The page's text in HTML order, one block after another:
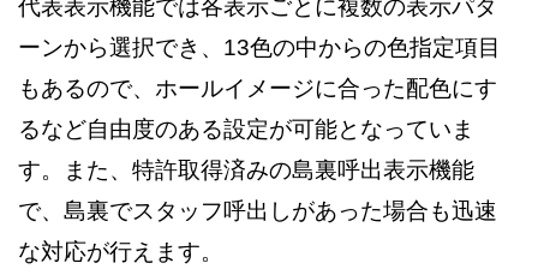
代表表示機能では各表示ごとに複数の表示パタ
ーンから選択でき、13色の中からの色指定項目
もあるので、ホールイメージに合った配色にす
るなど自由度のある設定が可能となっていま
す。また、特許取得済みの島裏呼出表示機能
で、島裏でスタッフ呼出しがあった場合も迅速
な対応が行えます。